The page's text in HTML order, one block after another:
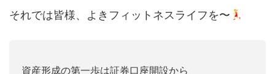
それでは皆様、よきフィットネスライフを〜
資産形成の第一歩は証券口座開設から